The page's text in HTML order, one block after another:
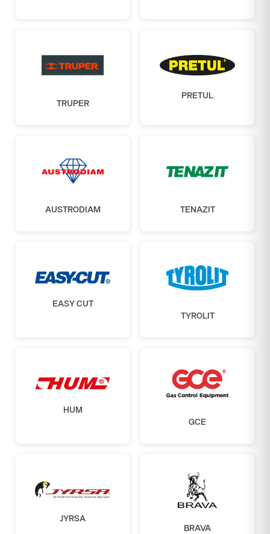
TRUPER
PRETUL
AUSTRODIAM TENAZIT
EASY CUT
TYROLIT
HUM
GCE
JYRSA
BRAVA